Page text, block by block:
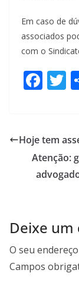
Em caso de
associados
com o
F
b
o
o
T
Hoje tem
Atenção:
Deixe
O seu
Campos